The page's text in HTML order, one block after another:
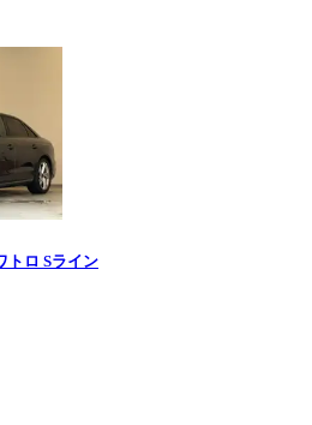
トロ Sライン